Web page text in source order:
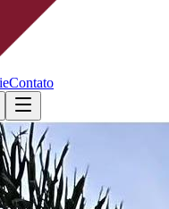
Contato